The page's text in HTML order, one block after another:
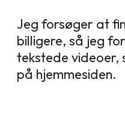
Jeg forsøger at
billigere, så jeg
tekstede videoer,
på hjemmesiden.